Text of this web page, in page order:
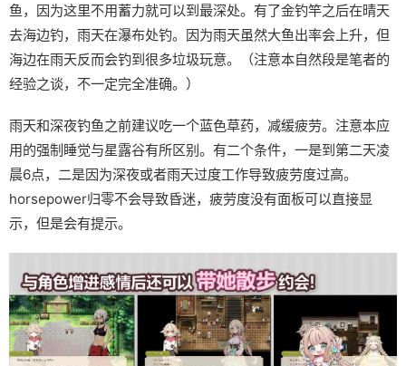
鱼，因为这里不用蓄力就可以到最深处。有了金钓竿之后在晴天
去海边钓，雨天在瀑布处钓。因为雨天虽然大鱼出率会上升，但
海边在雨天反而会钓到很多垃圾玩意。（注意本自然段是笔者的
经验之谈，不一定完全准确。）
雨天和深夜钓鱼之前建议吃一个蓝色草药，减缓疲劳。注意本应
用的强制睡觉与星露谷有所区别。有二个条件，一是到第二天凌
晨6点，二是因为深夜或者雨天过度工作导致疲劳度过高。
horsepower归零不会导致昏迷，疲劳度没有面板可以直接显
示，但是会有提示。